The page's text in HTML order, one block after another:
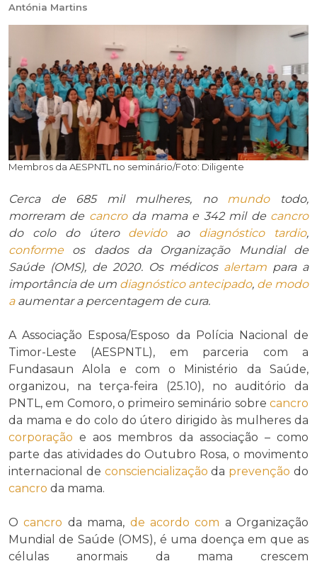
Antónia Martins
Membros da AESPNTL no seminário/Foto: Diligente
Cerca de 685 mil mulheres, no mundotodo,
morreram de cancroda mama e 342 mil de cancro
do colo do útero devidoao diagnóstico tardio,
conforme os dados da Organização Mundial de
Saúde (OMS), de 2020. Os médicos alertam para a
importância de um diagnóstico antecipado, de modo
aaumentar a percentagem de cura.
A Associação Esposa/Esposo da Polícia Nacional de
Timor-Leste (AESPNTL), em parceria com a
Fundasaun Alola e com o Ministério da Saúde,
organizou, na terça-feira (25.10), no auditório da
PNTL, em Comoro, o primeiro seminário sobre cancro
da mama e do colo do útero dirigido às mulheres da
corporação e aos membros da associação – como
parte das atividades do Outubro Rosa, o movimento
internacional de consciencialização da prevenção do
cancro da mama.
Ocancro da mama, de acordo com a Organização
Mundial de Saúde (OMS), é uma doença em que as
células anormais da mama crescem